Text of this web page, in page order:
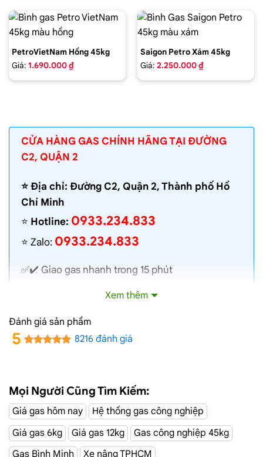
PetroVietNam Hồng 45kg
Giá: 1.690.000 ₫
Saigon Petro Xám 45kg
Giá: 2.250.000 ₫
CỬA HÀNG GAS CHÍNH HÃNG TẠI ĐƯỜNG
C2, QUẬN 2
⭐️ Địa chỉ: Đường C2, Quận 2, Thành phố Hồ
Chí Minh
⭐️ Hotline: 0933.234.833
⭐️ Zalo: 0933.234.833
✅✔️ Giao gas nhanh trong 15 phút
✅✔️ Gas đủ ký, chất lượng cao, bình gas được
kiểm định định kỳ
✅✔️ Bán gas đúng giá niêm yết trên web
✅✔️ Giao gas và lắp đặt miễn phí
Đại Lý Gas Đường C2, Quận 2
Giao Gas Sài Gònvới hệ thống hơn 100 cửa hàng tại
Xem thêm
Đánh giá sản phẩm
5 8216 đánh giá
Mọi Người Cũng Tìm Kiếm:
Giá gas hôm nay
Hệ thống gas công nghiệp
Giá gas 6kg
Giá gas 12kg
Gas công nghiệp 45kg
Gas Bình Minh
Xe nâng TPHCM